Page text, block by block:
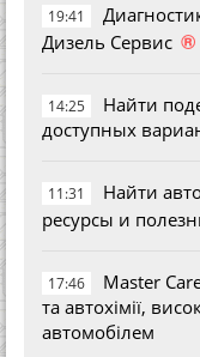
19:41
Дизель Сервис ®
14:25
Найти
доступных
11:31
Найти
ресурсы и
17:46
Master
та автохімії,
автомобілем